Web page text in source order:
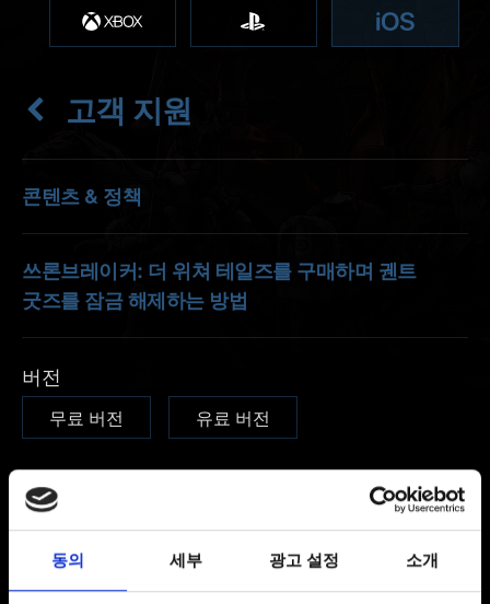
동의 세부 광고 설정 소개
고객 지원
콘텐츠 & 정책
쓰론브레이커: 더 위쳐 테일즈를 구매하며 궨트
굿즈를 잠금 해제하는 방법
버전
무료 버전 유료 버전
이메일(오타에 주의하세요!)
문제에 관한 간단한 설명